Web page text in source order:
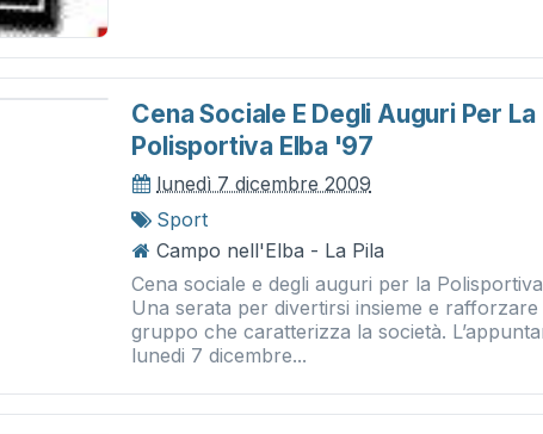
Cena Sociale E Degli Auguri Per La
Polisportiva Elba '97
lunedì 7 dicembre 2009
Sport
Campo nell'Elba - La Pila
Cena sociale e degli auguri per la Polisportiva
Una serata per divertirsi insieme e
gruppo che caratterizza la società.
lunedi 7 dicembre...